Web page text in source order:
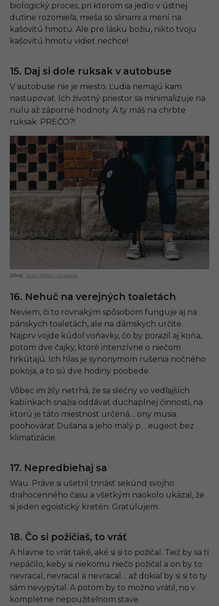
biologický proces, pri ktorom sa jedlo v ústnej
dutine rozomieľa, mieša so slinami a mení na
kašovitú hmotu. Ale pre lásku božiu, nikto tvoju
kašovitú hmotu vidieť nechce!
15. Daj si dole ruksak v autobuse
V autobuse nie je miesto. Ľudia nemajú kam
nastupovať. Ich životný priestor sa minimalizuje na
nulu až záporné hodnoty. A ty máš na chrbte
ruksak. PREČO?!
Scott Webb / Unsplash
16. Nehuč na verejných toaletách
Neviem, či to rovnakým spôsobom funguje aj na
pánskych toaletách, ale na dámskych určite.
Najprv vojde kúdoľ voňavky, čo by porazil aj koňa,
potom dve čajky, ktoré intenzívne o niečom
hrkútajú. Ich hlas je synonymom rušenia nočného
pokoja, a to sú dve hodiny poobede.
Vôbec im žily netrhá, že sa slečny vo vedľajších
kabínkach snažia oddávať duchaplnej činnosti, na
ktorú je táto miestnosť určená… ony musia
poohovárať Dušana a jeho malý p… eugeot bez
klimatizácie.
17. Nepredbiehaj sa
Wau. Práve si ušetril trinásť sekúnd svojho
drahocenného času a všetkým naokolo ukázal, že
si jeden egoistický kretén. Gratulujem.
18. Čo si požičiaš, to vráť
A hlavne to vráť také, aké si si to požičal. Tiež by sa ti
nepáčilo, keby si niekomu niečo požičal a on by to
nevracal, nevracal a nevracal… až dokiaľ by si si to ty
sám nevypýtal. A potom by to možno vrátil, no v
kompletne nepoužiteľnom stave.